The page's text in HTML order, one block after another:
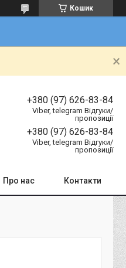
Кошик
+380 (97) 626-83-84
Viber, telegram Відгуки/
пропозиції
+380 (97) 626-83-84
Viber, telegram Відгуки/
пропозиції
Про нас Контакти